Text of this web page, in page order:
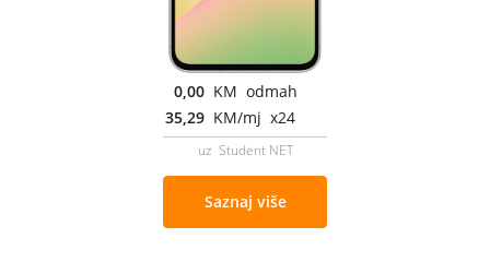
0,00 KM odmah
35,29 KM/mj x24
uz Student NET
Saznaj više